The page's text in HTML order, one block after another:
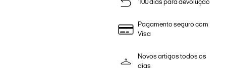
100 dias para devolução
Pagamento seguro com
Visa
Novos artigos todos os
dias